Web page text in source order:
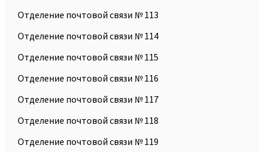
Отделение почтовой связи № 113
Отделение почтовой связи № 114
Отделение почтовой связи № 115
Отделение почтовой связи № 116
Отделение почтовой связи № 117
Отделение почтовой связи № 118
Отделение почтовой связи № 119